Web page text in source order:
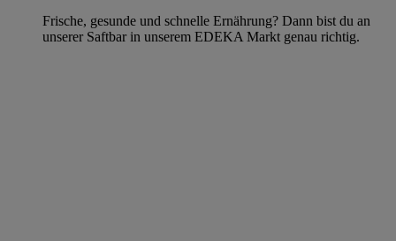
Frische, gesunde und schnelle Ernährung? Dann bist du an
unserer Saftbar in unserem EDEKA Markt genau richtig.